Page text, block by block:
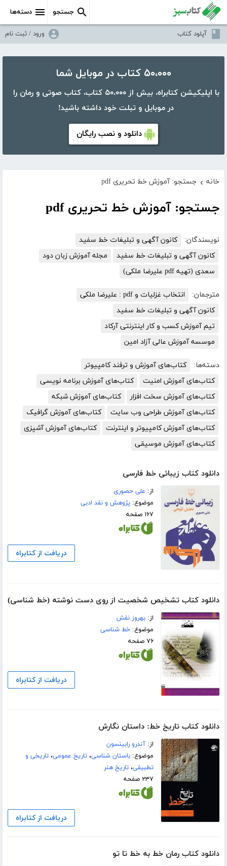
دسته‌ها جستجو
آپلود کتاب ورود / ثبت نام
۵۰،۰۰۰ کتاب در موبایل شما
با اپلیکیشن کتابراه، بیش از ۵۰،۰۰۰ کتاب، کتاب صوتی و رمان را
در موبایل و تبلت خود داشته باشید!
دانلود و نصب رایگان
خانه › جستجو: آموزش خط تحریری pdf
جستجو: آموزش خط تحریری pdf
نویسندگان:
کانون آگهی و تبلیغات خط سفید
کانون آگهی و تبلیغات خط سفید
مجله آموزش زبان دود
سعدی (تهیه pdf علیرضا ملکی)
مترجمان:
انتخاب غزلیات و pdf : علیرضا ملکی
کانون آگهی و تبلیغات خط سفید
تیم آموزش کسب و کار اینترنتی آرکاد
موسسه آموزش عالی آزاد امین
دسته‌ها:
کتاب‌های آموزش و ترفند کامپیوتر
کتاب‌های آموزش امنیت
کتاب‌های آموزش برنامه نویسی
کتاب‌های آموزش سخت افزار
کتاب‌های آموزش شبکه
کتاب‌های آموزش طراحی وب سایت
کتاب‌های آموزش گرافیک
کتاب‌های آموزش کامپیوتر و اینترنت
کتاب‌های آموزش آشپزی
کتاب‌های آموزش موسیقی
دانلود کتاب زیبائی خط فارسی
از: علی حصوری
موضوع:پژوهش و نقد ادبی
۱۶۷ صفحه
دریافت از کتابراه
دانلود کتاب تشخیص شخصیت از روی دست نوشته (خط شناسی)
از:بهروز نقش
موضوع:خط شناسی
۷۶ صفحه
دریافت از کتابراه
دانلود کتاب تاریخ خط: داستان نگارش
از:آندرو رابینسون
موضوع:باستان شناسی،تاریخ عمومی،تاریخی و
تطبیقی،تاریخ هنر
۲۳۷ صفحه
دریافت از کتابراه
دانلود کتاب رمان خط به خط تا تو